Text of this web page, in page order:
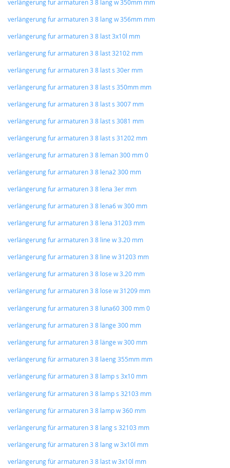
verlängerung fur armaturen 3 8 lang w 350mm mm
verlängerung fur armaturen 3 8 lang w 356mm mm
verlängerung fur armaturen 3 8 last 3x10l mm
verlängerung fur armaturen 3 8 last 32102 mm
verlängerung fur armaturen 3 8 last s 30er mm
verlängerung fur armaturen 3 8 last s 350mm mm
verlängerung fur armaturen 3 8 last s 3007 mm
verlängerung fur armaturen 3 8 last s 3081 mm
verlängerung fur armaturen 3 8 last s 31202 mm
verlängerung fur armaturen 3 8 leman 300 mm 0
verlängerung fur armaturen 3 8 lena2 300 mm
verlängerung fur armaturen 3 8 lena 3er mm
verlängerung fur armaturen 3 8 lena6 w 300 mm
verlängerung fur armaturen 3 8 lena 31203 mm
verlängerung fur armaturen 3 8 line w 3.20 mm
verlängerung fur armaturen 3 8 line w 31203 mm
verlängerung fur armaturen 3 8 lose w 3.20 mm
verlängerung fur armaturen 3 8 lose w 31209 mm
verlängerung fur armaturen 3 8 luna60 300 mm 0
verlängerung fur armaturen 3 8 länge 300 mm
verlängerung fur armaturen 3 8 länge w 300 mm
verlängerung für armaturen 3 8 laeng 355mm mm
verlängerung für armaturen 3 8 lamp s 3x10 mm
verlängerung für armaturen 3 8 lamp s 32103 mm
verlängerung für armaturen 3 8 lamp w 360 mm
verlängerung für armaturen 3 8 lang s 32103 mm
verlängerung für armaturen 3 8 lang w 3x10l mm
verlängerung für armaturen 3 8 last w 3x10l mm